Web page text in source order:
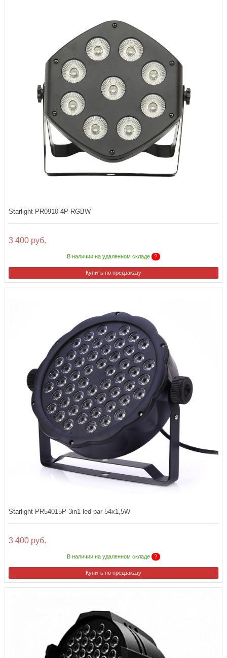
Starlight PR0910-4P RGBW
3 400 руб.
В наличии на удаленном складе ?
Купить по предзаказу
Starlight PR54015P 3in1 led par 54x1,5W
3 400 руб.
В наличии на удаленном складе ?
Купить по предзаказу